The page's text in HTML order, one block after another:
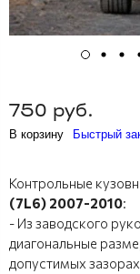
750 руб.
В корзину Быстрый
Контрольные
(7L6) 2007-2010:
- Из заводского
диагональные
допустимых